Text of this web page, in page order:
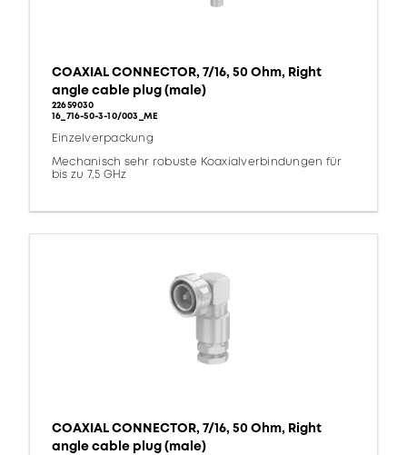
COAXIAL CONNECTOR, 7/16, 50 Ohm, Right
angle cable plug (male)
22659030
16_716-50-3-10/003_ME
Einzelverpackung
Mechanisch sehr robuste Koaxialverbindungen für
bis zu 7,5 GHz
COAXIAL CONNECTOR, 7/16, 50 Ohm, Right
angle cable plug (male)